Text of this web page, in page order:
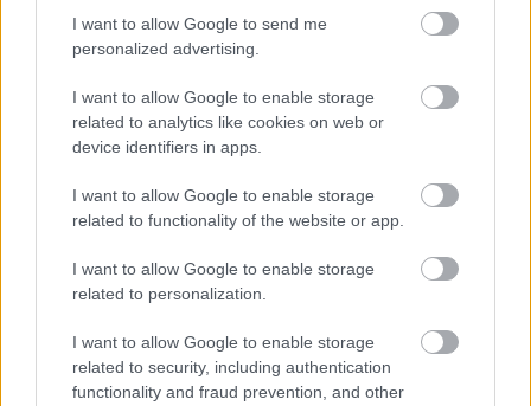
I want to allow Google to send me
personalized advertising.
I want to allow Google to enable storage
related to analytics like cookies on web or
device identifiers in apps.
I want to allow Google to enable storage
related to functionality of the website or app.
I want to allow Google to enable storage
related to personalization.
I want to allow Google to enable storage
related to security, including authentication
functionality and fraud prevention, and other
Το GTA 6 αποκαλύπτεται και το Netflix το δείχνει
πρώτο